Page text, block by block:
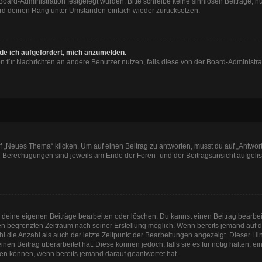
deinen Rang unter Umständen einfach wieder zurücksetzen.
ich aufgefordert, mich anzumelden.
für Nachrichten an andere Benutzer nutzen, falls diese von der Board-
Thema“ klicken. Um auf einen Beitrag zu antworten, musst du auf
sind jeweils am Ende der Foren- und der Beitragsansicht
eigenen Beiträge bearbeiten oder löschen. Du kannst einen Beitrag
begrenzten Zeitraum nach seiner Erstellung möglich. Wenn bereits jemand auf
die Anzahl als auch der letzte Zeitpunkt der Bearbeitungen angezeigt. Dieser
Beitrag überarbeitet hat. Diese können jedoch, falls sie es für nötig halten,
können, wenn bereits jemand darauf geantwortet hat.